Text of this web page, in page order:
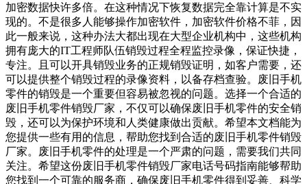
加密数据快许多倍。在这种情况下恢复数据完全靠计算是不实
现的。不是很多人能够操作加密软件，加密软件价格不菲，因
此一般来说，这种办法大都出现在大型企业机构中，这些机构
拥有庞大的IT工程师队伍销毁过程全程监控录像，保证快捷，
专注。且可以开具销毁业务的正规销毁证明，如客户需要，还
可以提供整个销毁过程的录像资料，以备存档查验。废旧手机
零件的销毁是一个重要但容易被忽视的问题。选择一个合适的
废旧手机零件销毁厂家，不仅可以确保废旧手机零件的安全销
毁，还可以为保护环境和人类健康做出贡献。希望本文档能为
您提供一些有用的信息，帮助您找到合适的废旧手机零件销毁
厂家。废旧手机零件的处理是一个严肃的问题，需要我们共同
关注。希望这份废旧手机零件销毁厂家电话号码指南能够帮助
您找到一个可靠的服务商，确保废旧手机零件得到妥善、科学